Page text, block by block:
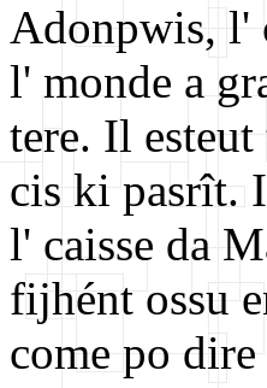
Adonpwis, l'
l' monde a
tere. Il
cis ki pasrît.
l' caisse da
fijhént ossu
come po